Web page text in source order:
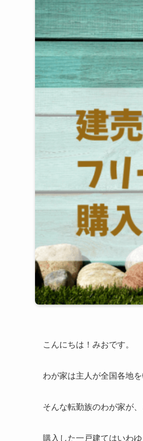
こんにちは！みおです。
わが家は主人が全国各地を
そんな転勤族のわが家が
購入した一戸建てはいわ